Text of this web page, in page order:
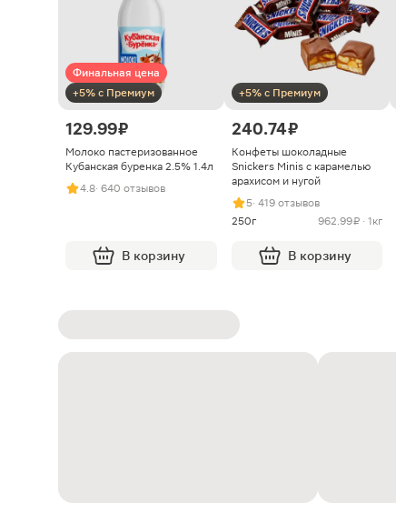
Финальная цена
+5% с Премиум
129.99 ₽
Молоко пастеризованное
Кубанская буренка 2.5% 1.4л
4.8· 640 отзывов
В корзину
+5% с Премиум
240.74 ₽
Конфеты шоколадные
Snickers Minis с карамелью
арахисом и нугой
5· 419 отзывов
250г
962.99 ₽ · 1кг
В корзину